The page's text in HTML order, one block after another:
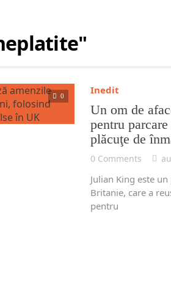
0 Inedit
Un om de
pentru
plăcuţe de
0 Comments
Julian King este
Britanie, care a
pentru